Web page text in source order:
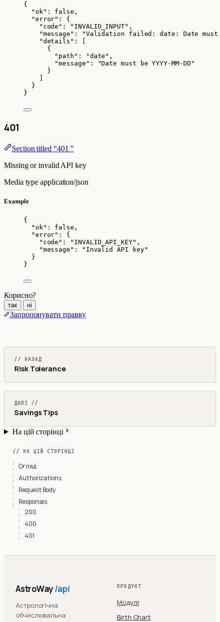
{
"ok" : false ,
"error" : {
"code" : " INVALID_INPUT" ,
"message" : "Validation failed: date: Date must be
"details" : [
{
"path" : "date " ,
"message" : "Date must be YYYY-MM-DD "
}
}
}
401
Section titled “401 ”
Missing or invalid API key
Media type application/json
Example
{
"ok" : false ,
"error" : {
"code" : " INVALID_API_KEY" ,
"message" : " Invalid API key"
}
}
Корисно?
так ні
Запропонувати правку
// НАЗАД
Risk Tolerance
ДАЛІ //
Savings Tips
На цій сторінці
// НА ЦІЙ СТОРІНЦІ
Огляд
Authorizations
Request Body
Responses
200
400
401
AstroWay/api
Астрологічна
обчислювальна
ПРОДУКТ
Модулі
Birth Chart